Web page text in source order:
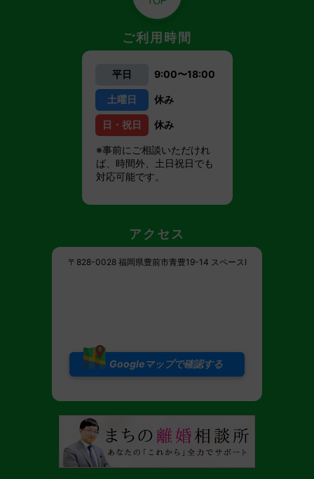
ご利用時間
平日 9:00〜18:00
土曜日 休み
日・祝日 休み
※事前にご相談いただけれ
ば、時間外、土日祝日でも
対応可能です。
アクセス
〒828-0028 福岡県豊前市青豊19-14 スペースI
Googleマップで確認する